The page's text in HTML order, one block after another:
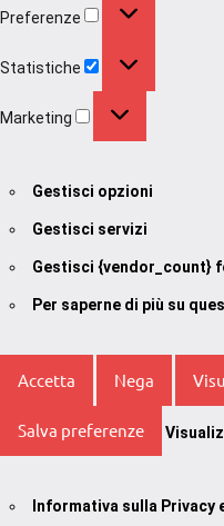
Preferenze
Statistiche
Marketing
Gestisci opzioni
Gestisci servizi
Gestisci {vendor_count}
Per saperne di più su
Accetta Nega
Salva preferenze
Informativa sulla Privacy